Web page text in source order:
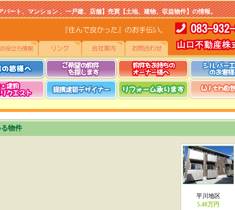
、マンション 、一戸建、店舗】売買【土地、建物、収益物件】の情報。
物件
平川地区
5.48万円